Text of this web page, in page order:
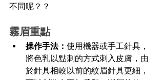
不同呢？？
霧眉重點
操作手法： 使用機器或手工針具，
將色乳以點刺的方式刺入皮膚，由
於針具相較以前的紋眉針具更細，